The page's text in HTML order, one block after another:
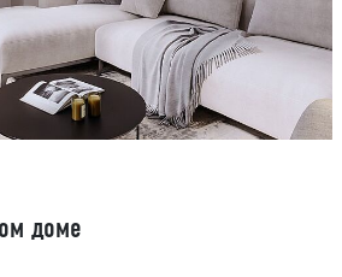
доме